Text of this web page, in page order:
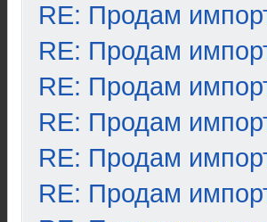
RE: Продам
RE: Продам
RE: Продам
RE: Продам
RE: Продам
RE: Продам